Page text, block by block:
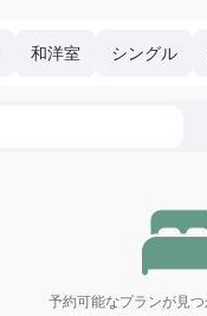
和洋室 シングル
予約可能なプランが見